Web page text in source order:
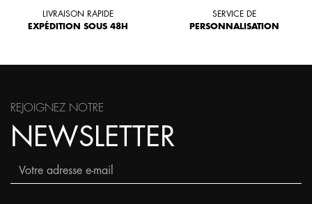
LIVRAISON RAPIDE
EXPÉDITION SOUS 48H
SERVICE DE
PERSONNALISATION
REJOIGNEZ NOTRE
NEWSLETTER